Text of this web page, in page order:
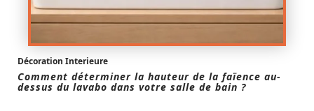
Décoration Interieure
Comment déterminer la hauteur de la faïence au-
dessus du lavabo dans votre salle de bain ?